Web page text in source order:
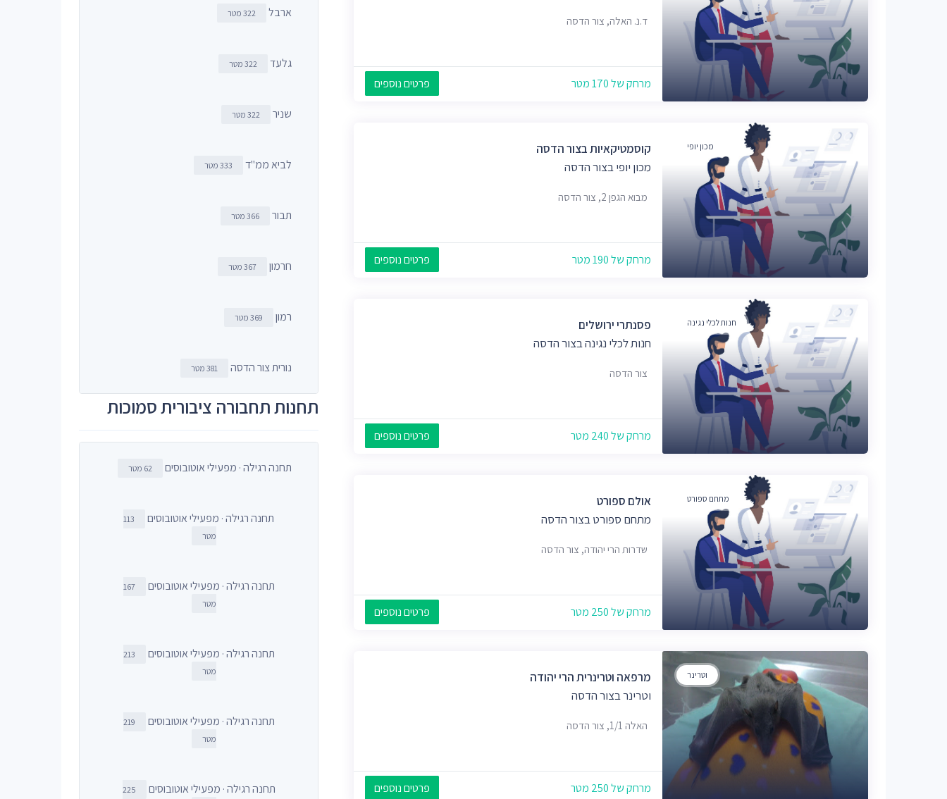
ד.נ. האלה, צור הדסה
מרחק של 170 מטר פרטים נוספים
מכון יופי
קוסמטיקאיות בצור הדסה
מכון יופי בצור הדסה
מבוא הגפן 2, צור הדסה
מרחק של 190 מטר פרטים נוספים
חנות לכלי נגינה
פסנתרי ירושלים
חנות לכלי נגינה בצור הדסה
צור הדסה
מרחק של 240 מטר פרטים נוספים
מתחם ספורט
אולם ספורט
מתחם ספורט בצור הדסה
שדרות הרי יהודה, צור הדסה
מרחק של 250 מטר פרטים נוספים
וטרינר
מרפאה וטרינרית הרי יהודה
וטרינר בצור הדסה
האלה 1/1, צור הדסה
מרחק של 250 מטר פרטים נוספים
ארבל 322 מטר
גלעד 322 מטר
שניר 322 מטר
לביא ממ"ד 333 מטר
תבור 366 מטר
חרמון 367 מטר
רמון 369 מטר
נורית צור הדסה 381 מטר
תחנות תחבורה ציבורית סמוכות
תחנה רגילה · מפעילי אוטובוסים 62 מטר
תחנה רגילה · מפעילי אוטובוסים
113
מטר
תחנה רגילה · מפעילי אוטובוסים
167
מטר
תחנה רגילה · מפעילי אוטובוסים
213
מטר
תחנה רגילה · מפעילי אוטובוסים
219
מטר
תחנה רגילה · מפעילי אוטובוסים 225